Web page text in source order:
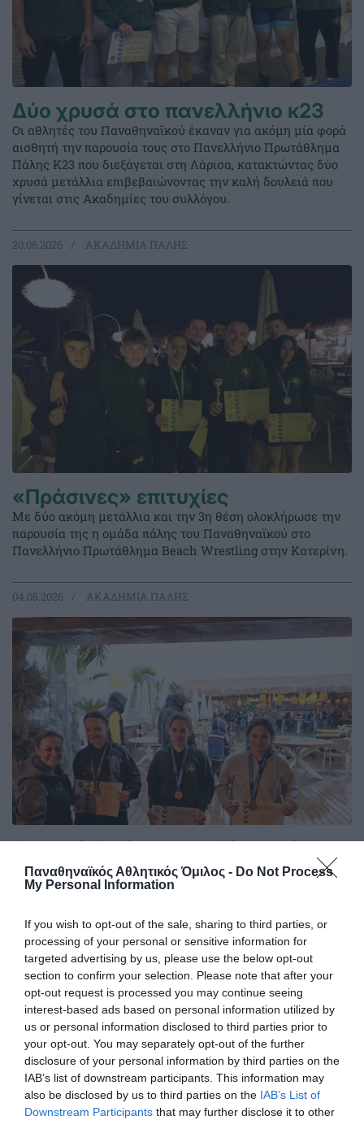
Παναθηναϊκός Αθλητικός Όμιλος - Do Not Process
My Personal Information
If you wish to opt-out of the sale, sharing to third parties, or
processing of your personal or sensitive information for
targeted advertising by us, please use the below opt-out
section to confirm your selection. Please note that after your
opt-out request is processed you may continue seeing
interest-based ads based on personal information utilized by
us or personal information disclosed to third parties prior to
your opt-out. You may separately opt-out of the further
disclosure of your personal information by third parties on the
IAB’s list of downstream participants. This information may
also be disclosed by us to third parties on the IAB’s List of
Downstream Participants that may further disclose it to other
Δύο χρυσά στο πανελλήνιο κ23
Οι αθλητές του Παναθηναϊκού έκαναν για ακόμη μία φορά
αισθητή την παρουσία τους στο Πανελλήνιο Πρωτάθλημα
Πάλης Κ23 που διεξάγεται στη Λάρισα, κατακτώντας δύο
χρυσά μετάλλια επιβεβαιώνοντας την καλή δουλειά που
γίνεται στις Ακαδημίες του συλλόγου.
20.06.2026 ΑΚΑΔΗΜΙΑ ΠΑΛΗΣ
«Πράσινες» επιτυχίες
Με δύο ακόμη μετάλλια και την 3η θέση ολοκλήρωσε την
παρουσία της η ομάδα πάλης του Παναθηναϊκού στο
Πανελλήνιο Πρωτάθλημα Beach Wrestling στην Κατερίνη.
04.05.2026 ΑΚΑΔΗΜΙΑ ΠΑΛΗΣ
Δυνατό ξεκίνημα με δύο μετάλλια
Πολύ καλό ξεκίνημα με δύο μετάλλια για την ομάδα πάλης
του Παναθηναϊκού στο Πανελλήνιο Πρωτάθλημα Beach
02.05.2026 ΑΚΑΔΗΜΙΑ ΠΑΛΗΣ